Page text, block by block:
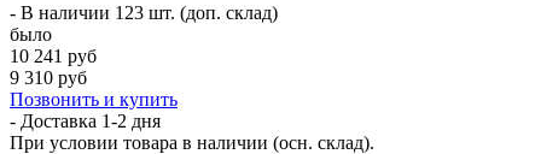
- В наличии 123 шт. (доп. склад)
было
10 241 руб
9 310 руб
Позвонить и купить
- Доставка 1-2 дня
При условии товара в наличии (осн. склад).